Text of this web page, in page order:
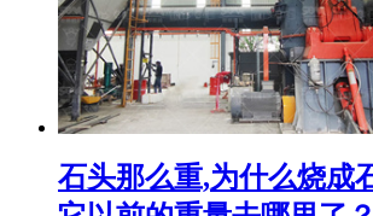
石头那么重,为什么烧成